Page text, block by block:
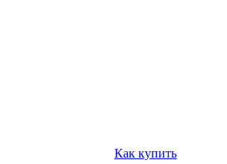
Как купить